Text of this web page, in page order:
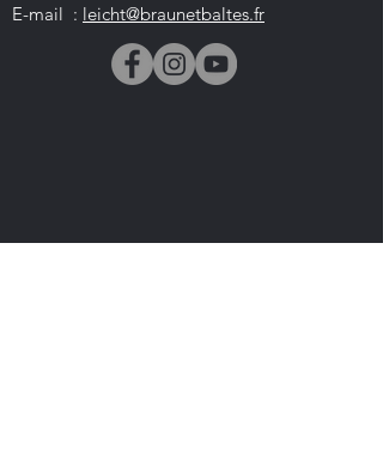
E-mail : leicht@braunetbaltes.fr